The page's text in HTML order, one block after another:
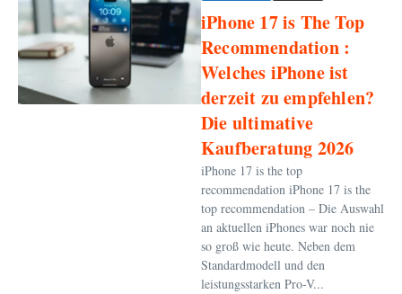
iPhone 17 is The Top
Recommendation :
Welches iPhone ist
derzeit zu empfehlen?
Die ultimative
Kaufberatung 2026
iPhone 17 is the top
recommendation iPhone 17 is the
top recommendation – Die Auswahl
an aktuellen iPhones war noch nie
so groß wie heute. Neben dem
Standardmodell und den
leistungsstarken Pro-V...